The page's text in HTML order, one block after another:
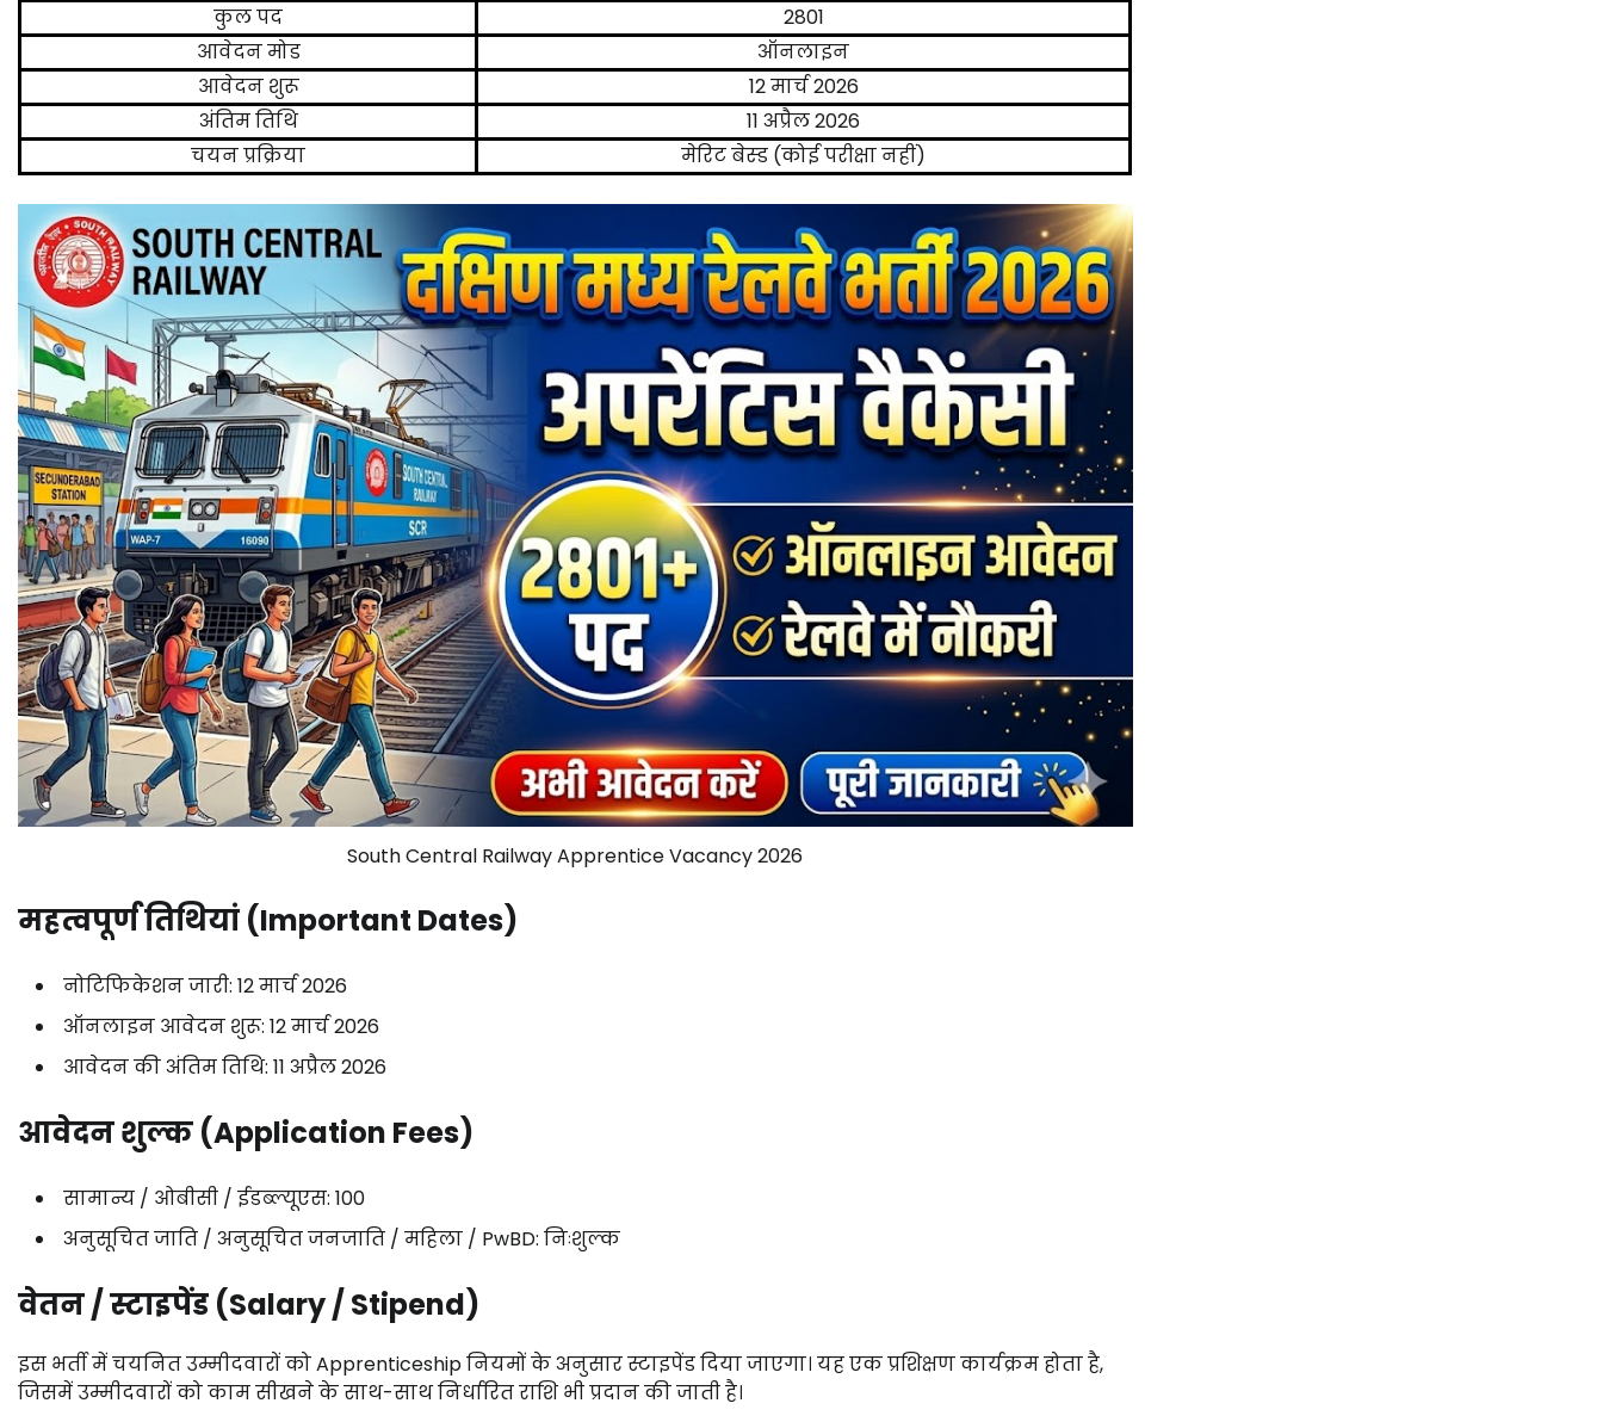
कुल पद
2801
आवेदन मोड
ऑनलाइन
आवेदन शुरू
12 मार्च 2026
अंतिम तिथि
11 अप्रैल 2026
चयन प्रक्रिया
मेरिट बेस्ड (कोई परीक्षा नहीं)
South Central Railway Apprentice Vacancy 2026
महत्वपूर्णतिथियां (Important Dates)
नोटिफिकेशनजारी: 12मार्च2026
ऑनलाइन आवेदन शुरू: 12मार्च2026
आवेदनकीअंतिमतिथि: 11 अप्रैल2026
आवेदनशुल्क (Application Fees)
सामान्य / ओबीसी / ईडब्ल्यूएस: ₹ 100
अनुसूचितजाति / अनुसूचितजनजाति / महिला / PwBD: निःशुल्क
वेतन /स्टाइपेंड (Salary / Stipend)
इस भर्तीमेंचयनितउम्मीदवारोंकोApprenticeshipनियमोंकेअनुसारस्टाइपेंडदियाजाएगा। यहएकप्रशिक्षणकार्यक्रमहोताहै,
जिसमेंउम्मीदवारोंकोकामसीखनेकेसाथ-साथनिर्धारितराशिभीप्रदानकीजातीहै।